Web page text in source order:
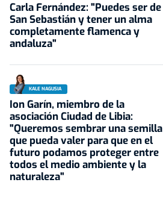
Carla Fernández: "Puedes ser de
San Sebastián y tener un alma
completamente flamenca y
andaluza"
KALE NAGUSIA
Ion Garín, miembro de la
asociación Ciudad de Libia:
"Queremos sembrar una semilla
que pueda valer para que en el
futuro podamos proteger entre
todos el medio ambiente y la
naturaleza"